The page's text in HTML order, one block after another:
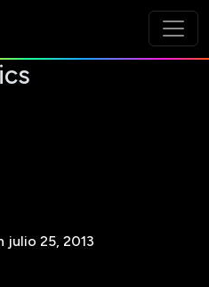
julio 25, 2013